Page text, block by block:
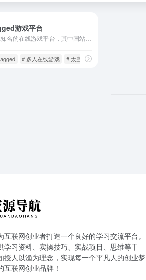
游戏平台
# 多人在线游戏 # 太空狼人杀
联网创业者打造一个良好的学习交流平台。
学习资料、实操技巧、实战项目、思维等干
授人以渔为理念，实现每一个平凡人的创业梦
联网创业品牌！